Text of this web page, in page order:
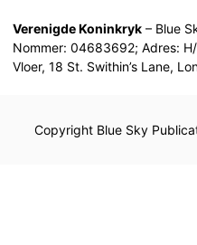
Verenigde Koninkryk – Blue
Nommer: 04683692; Adres:
Vloer, 18 St. Swithin’s Lane,
Copyright Blue Sky